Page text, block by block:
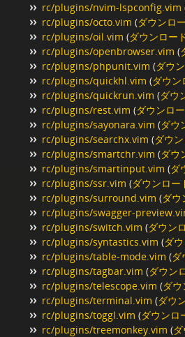
rc/plugins/nvim-lspconfig.vim
rc/plugins/octo.vim (ダウンロ
rc/plugins/oil.vim (ダウンロー
rc/plugins/openbrowser.vim (
rc/plugins/phpunit.vim (ダウ
rc/plugins/quickhl.vim (ダウン
rc/plugins/quickrun.vim (ダウ
rc/plugins/rest.vim (ダウンロ
rc/plugins/sayonara.vim (ダウ
rc/plugins/searchx.vim (ダウ
rc/plugins/smartchr.vim (ダウ
rc/plugins/smartinput.vim (ダ
rc/plugins/ssr.vim (ダウンロー
rc/plugins/surround.vim (ダウ
rc/plugins/swagger-
rc/plugins/switch.vim (ダウン
rc/plugins/syntastics.vim (ダ
rc/plugins/table-mode.vim (ダ
rc/plugins/tagbar.vim (ダウン
rc/plugins/telescope.vim (ダ
rc/plugins/terminal.vim (ダウ
rc/plugins/toggl.vim (ダウンロ
rc/plugins/treemonkey.vim (